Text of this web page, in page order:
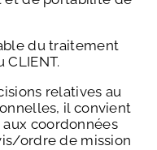
du traitement
CLIENT.
relatives au
il convient
aux coordonnées
ordre de mission